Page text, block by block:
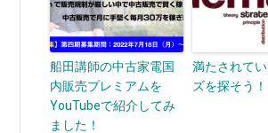
船田講師の中古家電国
内販売プレミアムを
YouTubeで紹介してみ
ました！
満たされて
ズを探そう！